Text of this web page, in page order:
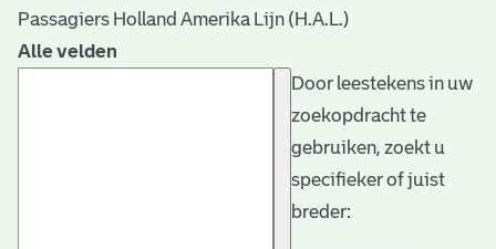
Passagiers Holland Amerika Lijn (H.A.L.)
Alle velden
Door leestekens in uw
zoekopdracht te
gebruiken, zoekt u
specifieker of juist
breder: